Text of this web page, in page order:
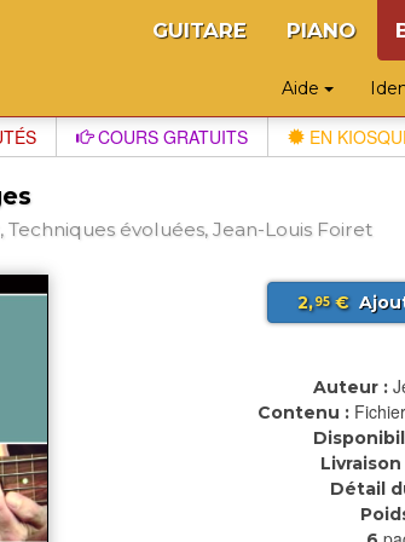
GUITARE PIANO
Aide
COURS GRATUITS EN
Techniques évoluées, Jean-Louis Foiret
2,95€
Auteur :
Contenu :
Livraison
Détail